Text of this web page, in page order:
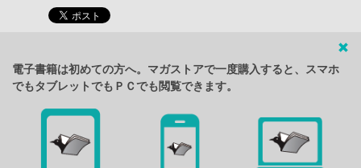
電子書籍は初めての方へ。マガストアで一度購入すると、スマホ
でもタブレットでもＰＣでも閲覧できます。